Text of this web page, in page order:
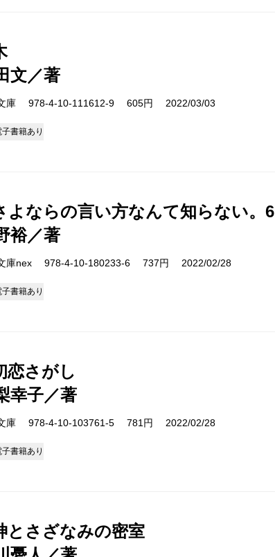
文／著
庫 978-4-10-111612-9 605円 2022/03/03
子書籍あり
よならの言い方なんて知らない。6
裕／著
庫nex 978-4-10-180233-6 737円 2022/02/28
子書籍あり
恋さがし
幸子／著
庫 978-4-10-103761-5 781円 2022/02/28
子書籍あり
とさざなみの密室